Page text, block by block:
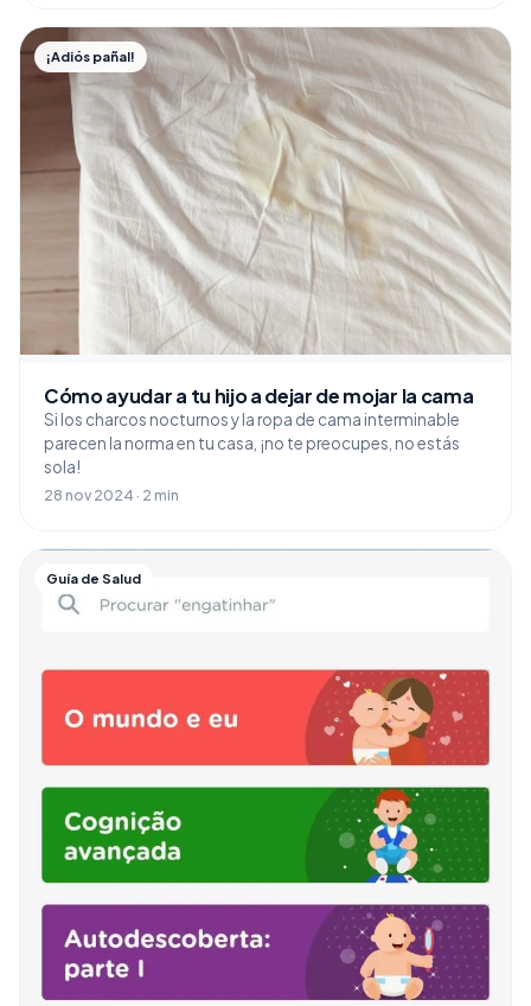
¡Adiós pañal!
Cómo ayudar a tu hijo a dejar de mojar la cama
Si los charcos nocturnos y la ropa de cama interminable
parecen la norma en tu casa, ¡no te preocupes, no estás
sola!
28 nov 2024 · 2 min
Guía de Salud